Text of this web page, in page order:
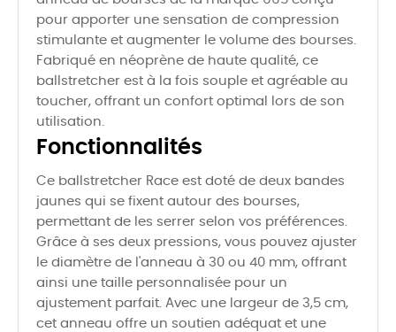
pour apporter une sensation de compression
stimulante et augmenter le volume des bourses.
Fabriqué en néoprène de haute qualité, ce
ballstretcher est à la fois souple et agréable au
toucher, offrant un confort optimal lors de son
utilisation.
Fonctionnalités
Ce ballstretcher Race est doté de deux bandes
jaunes qui se fixent autour des bourses,
permettant de les serrer selon vos préférences.
Grâce à ses deux pressions, vous pouvez ajuster
le diamètre de l'anneau à 30 ou 40 mm, offrant
ainsi une taille personnalisée pour un
ajustement parfait. Avec une largeur de 3,5 cm,
cet anneau offre un soutien adéquat et une